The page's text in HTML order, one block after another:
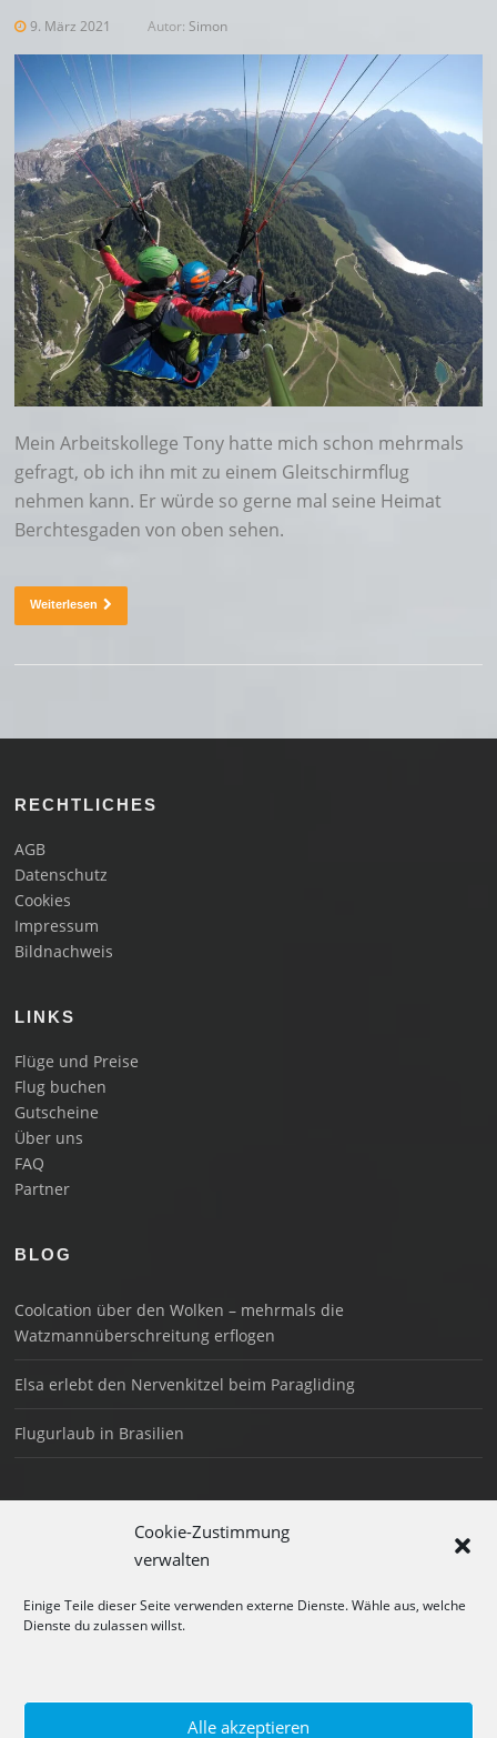
Cookie-Zustimmung
verwalten
Einige Teile dieser Seite verwenden externe Dienste. Wähle aus, welche
Dienste du zulassen willst.
Alle akzeptieren
9. März 2021 Autor: Simon
Mein Arbeitskollege Tony hatte mich schon mehrmals
gefragt, ob ich ihn mit zu einem Gleitschirmflug
nehmen kann. Er würde so gerne mal seine Heimat
Berchtesgaden von oben sehen.
Weiterlesen
RECHTLICHES
AGB
Datenschutz
Cookies
Impressum
Bildnachweis
LINKS
Flüge und Preise
Flug buchen
Gutscheine
Über uns
FAQ
Partner
BLOG
Coolcation über den Wolken – mehrmals die
Watzmannüberschreitung erflogen
Elsa erlebt den Nervenkitzel beim Paragliding
Flugurlaub in Brasilien
Schönau am Königssee
+49 176 3018 1044
info@tandemfliegen-bgd.de